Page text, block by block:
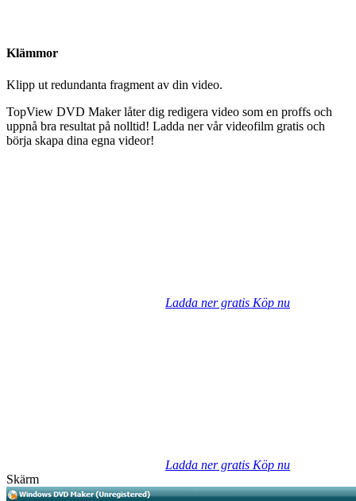
Klämmor
Klipp ut redundanta fragment av din video.
TopView DVD Maker låter dig redigera video som en proffs och
uppnå bra resultat på nolltid! Ladda ner vår videofilm gratis och
börja skapa dina egna videor!
Ladda ner gratis Köp nu
Ladda ner gratis Köp nu
Skärm